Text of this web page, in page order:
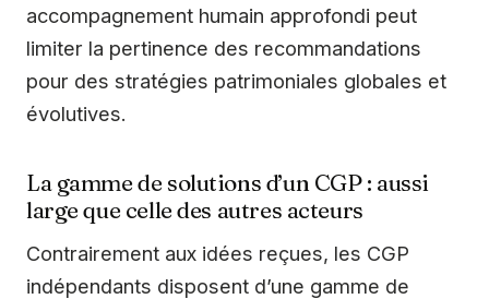
accompagnement humain approfondi peut
limiter la pertinence des recommandations
pour des stratégies patrimoniales globales et
évolutives.
La gamme de solutions d’un CGP : aussi
large que celle des autres acteurs
Contrairement aux idées reçues, les CGP
indépendants disposent d’une gamme de